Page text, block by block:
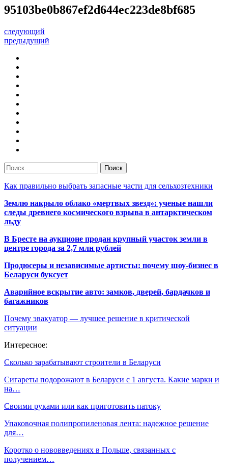
95103be0b867ef2d644ec223de8bf685
следующий
предыдущий
Как правильно выбрать запасные части для сельхозтехники
Землю накрыло облако «мертвых звезд»: ученые нашли
следы древнего космического взрыва в антарктическом
льду
В Бресте на аукционе продан крупный участок земли в
центре города за 2,7 млн рублей
Продюсеры и независимые артисты: почему шоу-бизнес в
Беларуси буксует
Аварийное вскрытие авто: замков, дверей, бардачков и
багажников
Почему эвакуатор — лучшее решение в критической
ситуации
Интересное:
Сколько зарабатывают строители в Беларуси
Сигареты подорожают в Беларуси с 1 августа. Какие марки и
на…
Своими руками или как приготовить патоку
Упаковочная полипропиленовая лента: надежное решение
для…
Коротко о нововведениях в Польше, связанных с
получением…